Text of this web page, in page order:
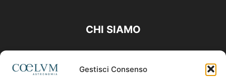
Gestisci Consenso
CHI SIAMO